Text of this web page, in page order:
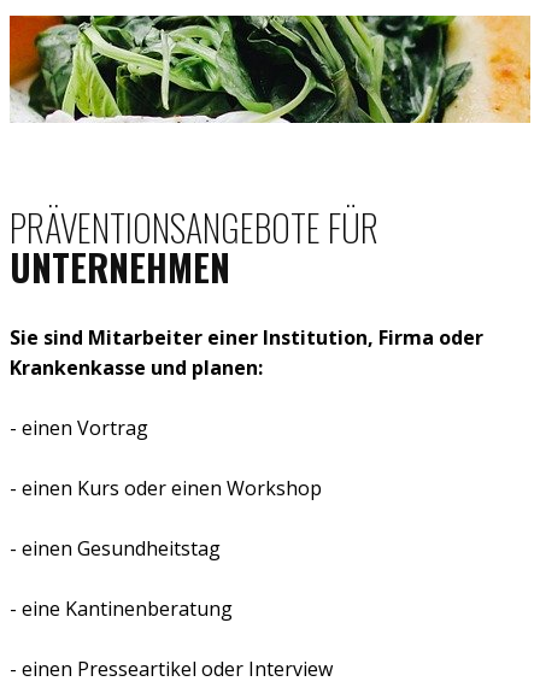
PRÄVENTIONSANGEBOTE FÜR
UNTERNEHMEN
Sie sind Mitarbeiter einer Institution, Firma oder
Krankenkasse und planen:
- einen Vortrag
- einen Kurs oder einen Workshop
- einen Gesundheitstag
- eine Kantinenberatung
- einen Presseartikel oder Interview